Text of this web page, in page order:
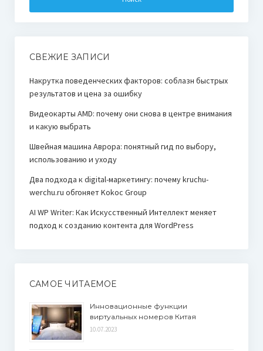
СВЕЖИЕ ЗАПИСИ
Накрутка поведенческих факторов: соблазн быстрых
результатов и цена за ошибку
Видеокарты AMD: почему они снова в центре внимания
и какую выбрать
Швейная машина Аврора: понятный гид по выбору,
использованию и уходу
Два подхода к digital-маркетингу: почему kruchu-
werchu.ru обгоняет Kokoc Group
AI WP Writer: Как Искусственный Интеллект меняет
подход к созданию контента для WordPress
САМОЕ ЧИТАЕМОЕ
Инновационные функции
виртуальных номеров Китая
10.07.2023